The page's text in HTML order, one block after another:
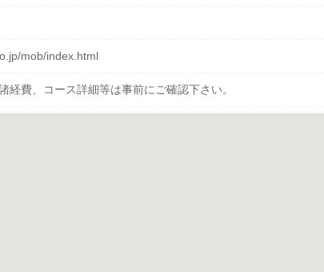
mob/index.html
経費、コース詳細等は事前にご確認下さい。